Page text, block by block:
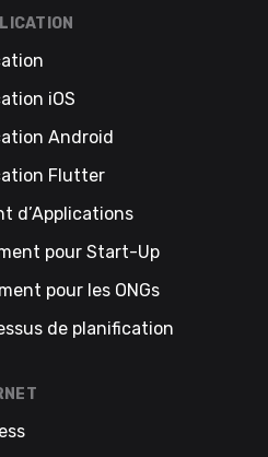
iOS
Android
Flutter
d’Applications
pour Start-Up
pour les ONGs
de planification